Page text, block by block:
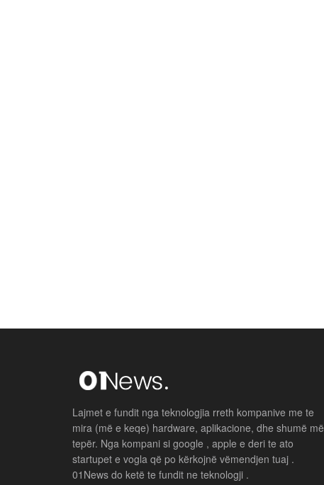
Lajmet e fundit nga teknologjia rreth kompanive me te
mira (më e keqe) hardware, aplikacione, dhe shumë më
tepër. Nga kompani si google , apple e deri te ato
startupet e vogla që po kërkojnë vëmendjen tuaj .
01News do ketë te fundit ne teknologji .